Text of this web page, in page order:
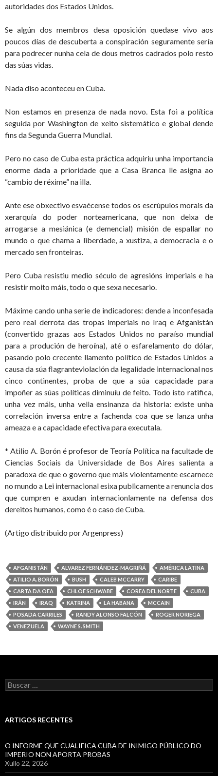
autoridades dos Estados Unidos.
Se algún dos membros desa oposición quedase vivo aos
poucos días de descuberta a conspiración seguramente sería
para podrecer nunha cela de dous metros cadrados polo resto
das súas vidas.
Nada diso aconteceu en Cuba.
Non estamos en presenza de nada novo. Esta foi a política
seguida por Washington de xeito sistemático e global dende
fins da Segunda Guerra Mundial.
Pero no caso de Cuba esta práctica adquiriu unha importancia
enorme dada a prioridade que a Casa Branca lle asigna ao
“cambio de réxime” na illa.
Ante ese obxectivo esvaécense todos os escrúpulos morais da
xerarquía do poder norteamericana, que non deixa de
arrogarse a mesiánica (e demencial) misión de espallar no
mundo o que chama a liberdade, a xustiza, a democracia e o
mercado sen fronteiras.
Pero Cuba resistiu medio século de agresións imperiais e ha
resistir moito máis, todo o que sexa necesario.
Máxime cando unha serie de indicadores: dende a inconfesada
pero real derrota das tropas imperiais no Iraq e Afganistán
(convertido grazas aos Estados Unidos no paraíso mundial
para a produción de heroína), até o esfarelamento do dólar,
pasando polo crecente llamento político de Estados Unidos a
causa da súa flagranteviolación da legalidade internacional nos
cinco continentes, proba de que a súa capacidade para
impoñer as súas políticas diminuíu de feito. Todo isto ratifica,
unha vez máis, unha vella ensinanza da historia: existe unha
correlación inversa entre a fachenda coa que se lanza unha
ameaza e a capacidade efectiva para executala.
* Atilio A. Borón é profesor de Teoría Política na facultade de
Ciencias Sociais da Universidade de Bos Aires salienta a
paradoxa de que o governo que máis violentamente escarnece
no mundo a Lei internacional esixa publicamente a renuncia dos
que cumpren e axudan internacionlamente na defensa dos
dereitos humanos, como é o caso de Cuba.
(Artigo distribuido por Argenpress)
AFGANISTÁN ALVAREZ FERNÁNDEZ-MAGRIÑÁ
AMÉRICA LATINA
ATILIO A. BORÓN
BUSH CALEB MCCARRY
CARIBE
CARTA DA OEA
CHLOE SCHWABE COREA DEL NORTE
CUBA
IRÁN
IRAQ KATRINA LA HABANA
MCCAIN
POSADA CARRILES
RANDY ALONSO FALCÓN
ROGER NORIEGA
VENEZUELA
WAYNE S. SMITH
Buscar:
ARTIGOS RECENTES
O INFORME QUE CUALIFICA CUBA DE INIMIGO PÚBLICO DO
IMPERIO NON APORTA PROBAS
Xullo 22, 2026